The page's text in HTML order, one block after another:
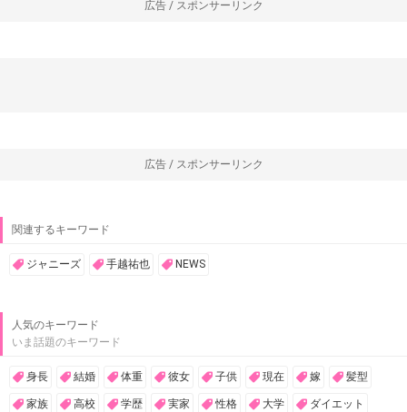
広告 / スポンサーリンク
広告 / スポンサーリンク
関連するキーワード
ジャニーズ 手越祐也 NEWS
人気のキーワード
いま話題のキーワード
身長 結婚 体重 彼女 子供 現在 嫁 髪型
家族 高校 学歴 実家 性格 大学 ダイエット